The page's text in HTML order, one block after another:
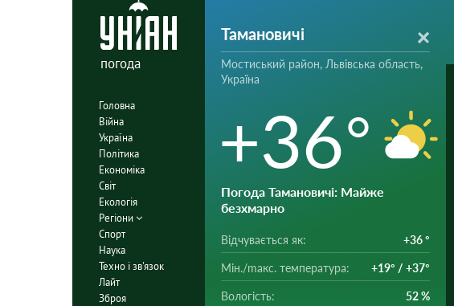
погода
Головна
Війна
Україна
Політика
Економіка
Світ
Екологія
Регіони
Спорт
Наука
Техно і зв'язок
Лайт
Зброя
Тамановичі
Мостиський район, Львівська область,
Україна
+36°
Погода Тамановичі: Майже
безхмарно
Відчувається як: +36 °
Мін./mакс. температура: +19° / +37°
Вологість: 52 %